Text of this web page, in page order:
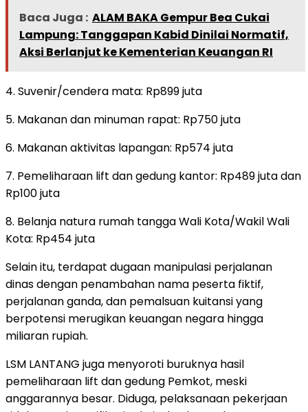
Baca Juga : ALAM BAKA Gempur Bea Cukai
Lampung: Tanggapan Kabid Dinilai Normatif,
Aksi Berlanjut ke Kementerian Keuangan RI
4. Suvenir/cendera mata: Rp899 juta
5. Makanan dan minuman rapat: Rp750 juta
6. Makanan aktivitas lapangan: Rp574 juta
7. Pemeliharaan lift dan gedung kantor: Rp489 juta dan
Rp100 juta
8. Belanja natura rumah tangga Wali Kota/Wakil Wali
Kota: Rp454 juta
Selain itu, terdapat dugaan manipulasi perjalanan
dinas dengan penambahan nama peserta fiktif,
perjalanan ganda, dan pemalsuan kuitansi yang
berpotensi merugikan keuangan negara hingga
miliaran rupiah.
LSM LANTANG juga menyoroti buruknya hasil
pemeliharaan lift dan gedung Pemkot, meski
anggarannya besar. Diduga, pelaksanaan pekerjaan